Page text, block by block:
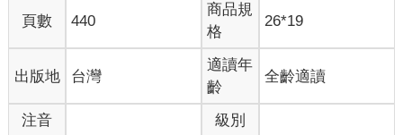
頁數 440
商品規
格
26*19
出版地 台灣
適讀年
齡
全齡適讀
注音 級別